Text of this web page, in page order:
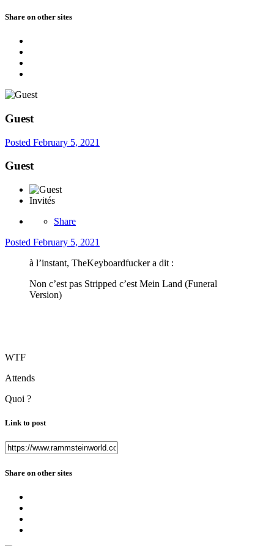
Share on other sites
Guest
Posted February 5, 2021
Guest
Invités
Share
Posted February 5, 2021
à l’instant, TheKeyboardfucker a dit :
Non c’est pas Stripped c’est Mein Land (Funeral
Version)
WTF
Attends
Quoi ?
Link to post
Share on other sites